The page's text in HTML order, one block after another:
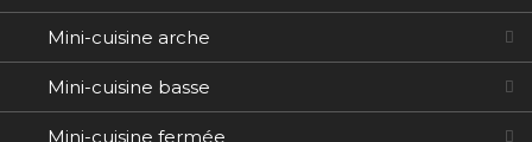
Mini-cuisine arche
Mini-cuisine basse
Mini-cuisine fermée